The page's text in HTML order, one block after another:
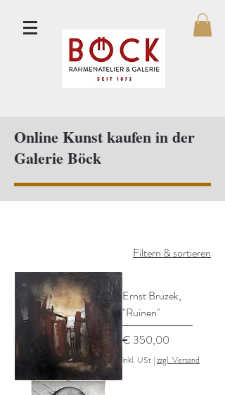
Online Kunst kaufen in der
Galerie Böck
Filtern & sortieren
Ernst Bruzek,
"Ruinen"
Preis
€ 350,00
inkl. USt |zzgl. Versand